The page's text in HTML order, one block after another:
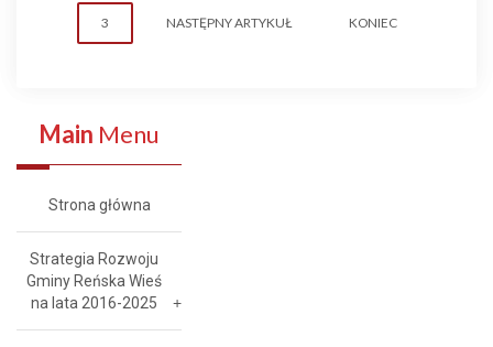
3 NASTĘPNY ARTYKUŁ KONIEC
Main Menu
Strona główna
Strategia Rozwoju
Gminy Reńska Wieś
na lata 2016-2025